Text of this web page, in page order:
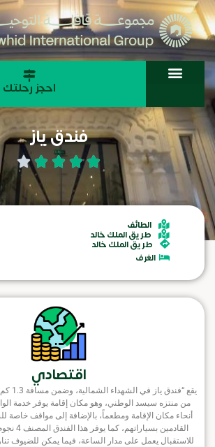
احجز رحلتك
فندق ياز
الطائف
طريق الملك خالد
طريق الملك خالد
الغرف
اقتصادي
من منتزه سيسد الوطني، وهو مكان إقامة يوفر خدمة
أنحاء مكان الإقامة ومطعماً، بالإضافة إلى مواقف خاصة
القادمين
للاستقبال يعمل على مدار الساعة، فيما يمكن